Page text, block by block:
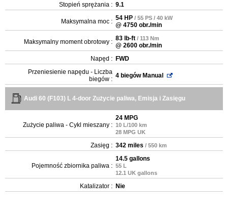
Stopień sprężania : 9.1
Maksymalna moc : 54 HP / 55 PS / 40 kW
@ 4750 obr./min
Maksymalny moment obrotowy : 83 lb-ft / 113 Nm
@ 2600 obr./min
Napęd : FWD
Przeniesienie napędu - Liczba
biegów : 4 biegów Manual
Audi 60 (F103) L 4-door Zużycie paliwa, Emisja i Zasięgu
Zużycie paliwa - Cykl mieszany :
24 MPG
10 L/100 km
28 MPG UK
Zasięg : 342 miles / 550 km
Pojemność zbiornika paliwa :
14.5 gallons
55 L
12.1 UK gallons
Katalizator : Nie